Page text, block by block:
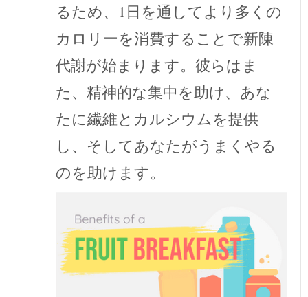
るため、1日を通してより多くの
カロリーを消費することで新陳
代謝が始まります。彼らはま
た、精神的な集中を助け、あな
たに繊維とカルシウムを提供
し、そしてあなたがうまくやる
のを助けます。